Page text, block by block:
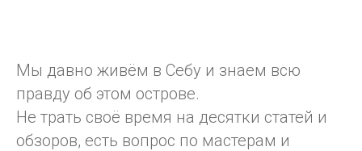
Мы давно живём в Себу и знаем всю
правду об этом острове.
Не трать своё время на десятки статей и
обзоров, есть вопрос по мастерам и